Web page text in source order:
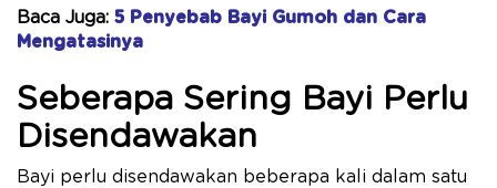
Baca Juga: 5 Penyebab Bayi Gumoh dan Cara
Mengatasinya
Seberapa Sering Bayi Perlu
Disendawakan
Bayi perlu disendawakan beberapa kali dalam satu